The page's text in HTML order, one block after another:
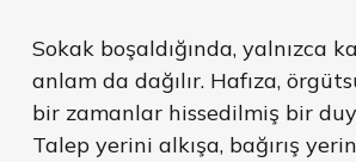
Sokak boşaldığında, yalnızca
anlam da dağılır. Hafıza,
bir zamanlar hissedilmiş bir
Talep yerini alkışa, bağırış